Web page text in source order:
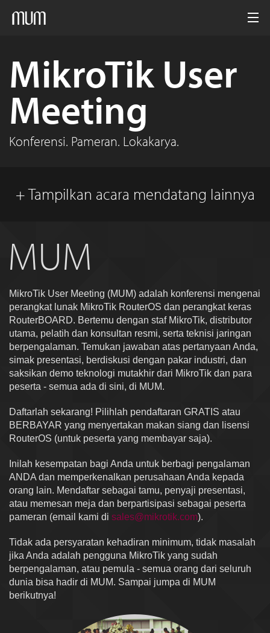
MUM
Media
MikroTik User
Meeting
Konferensi. Pameran. Lokakarya.
+ Tampilkan acara mendatang lainnya
MUM
MikroTik User Meeting (MUM) adalah konferensi mengenai
perangkat lunak MikroTik RouterOS dan perangkat keras
RouterBOARD. Bertemu dengan staf MikroTik, distributor
utama, pelatih dan konsultan resmi, serta teknisi jaringan
berpengalaman. Temukan jawaban atas pertanyaan Anda,
simak presentasi, berdiskusi dengan pakar industri, dan
saksikan demo teknologi mutakhir dari MikroTik dan para
peserta - semua ada di sini, di MUM.
Daftarlah sekarang! Pilihlah pendaftaran GRATIS atau
BERBAYAR yang menyertakan makan siang dan lisensi
RouterOS (untuk peserta yang membayar saja).
Inilah kesempatan bagi Anda untuk berbagi pengalaman
ANDA dan memperkenalkan perusahaan Anda kepada
orang lain. Mendaftar sebagai tamu, penyaji presentasi,
atau memesan meja dan berpartisipasi sebagai peserta
pameran (email kami di sales@mikrotik.com).
Tidak ada persyaratan kehadiran minimum, tidak masalah
jika Anda adalah pengguna MikroTik yang sudah
berpengalaman, atau pemula - semua orang dari seluruh
dunia bisa hadir di MUM. Sampai jumpa di MUM
berikutnya!